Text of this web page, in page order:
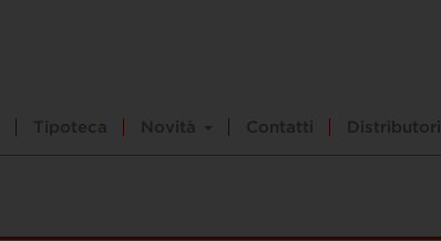
Tipoteca Novità Contatti Distributori